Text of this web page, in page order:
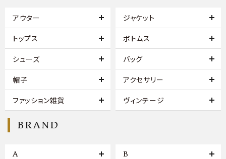
アウター ジャケット
トップス ボトムス
シューズ バッグ
帽子 アクセサリー
ファッション雑貨 ヴィンテージ
BRAND
A B